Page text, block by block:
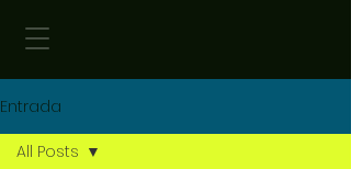
Entrada
All Posts